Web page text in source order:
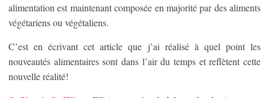
alimentation est maintenant composée en majorité par des aliments
végétariens ou végétaliens.
C’est en écrivant cet article que j’ai réalisé à quel point les
nouveautés alimentaires sont dans l’air du temps et reflètent cette
nouvelle réalité!